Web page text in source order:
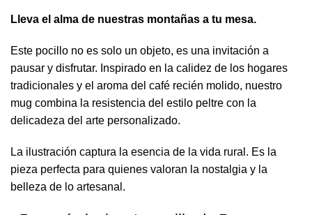
Lleva el alma de nuestras montañas a tu mesa.
Este pocillo no es solo un objeto, es una invitación a
pausar y disfrutar. Inspirado en la calidez de los hogares
tradicionales y el aroma del café recién molido, nuestro
mug combina la resistencia del estilo peltre con la
delicadeza del arte personalizado.
La ilustración captura la esencia de la vida rural. Es la
pieza perfecta para quienes valoran la nostalgia y la
belleza de lo artesanal.